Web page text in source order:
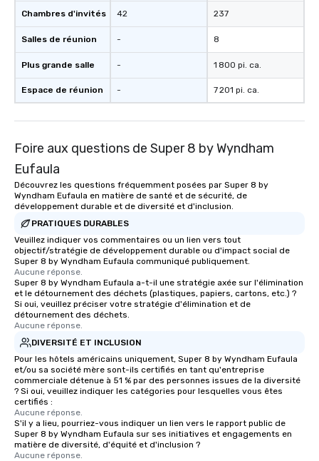
Chambres d'invités
Salles de réunion
Plus grande salle
Espace de réunion
42
-
-
-
237
8
1 800 pi. ca.
7 201 pi. ca.
Foire aux questions de Super 8 by Wyndham
Eufaula
Découvrez les questions fréquemment posées par Super 8 by
Wyndham Eufaula en matière de santé et de sécurité, de
développement durable et de diversité et d'inclusion.
PRATIQUES DURABLES
Veuillez indiquer vos commentaires ou un lien vers tout
objectif/stratégie de développement durable ou d'impact social de
Super 8 by Wyndham Eufaula communiqué publiquement.
Aucune réponse.
Super 8 by Wyndham Eufaula a-t-il une stratégie axée sur l'élimination
et le détournement des déchets (plastiques, papiers, cartons, etc.) ?
Si oui, veuillez préciser votre stratégie d'élimination et de
détournement des déchets.
Aucune réponse.
DIVERSITÉ ET INCLUSION
Pour les hôtels américains uniquement, Super 8 by Wyndham Eufaula
et/ou sa société mère sont-ils certifiés en tant qu'entreprise
commerciale détenue à 51 % par des personnes issues de la diversité
? Si oui, veuillez indiquer les catégories pour lesquelles vous êtes
certifiés :
Aucune réponse.
S'il y a lieu, pourriez-vous indiquer un lien vers le rapport public de
Super 8 by Wyndham Eufaula sur ses initiatives et engagements en
matière de diversité, d'équité et d'inclusion ?
Aucune réponse.